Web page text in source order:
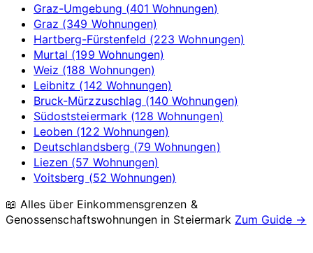
Graz-Umgebung (401 Wohnungen)
Graz (349 Wohnungen)
Hartberg-Fürstenfeld (223 Wohnungen)
Murtal (199 Wohnungen)
Weiz (188 Wohnungen)
Leibnitz (142 Wohnungen)
Bruck-Mürzzuschlag (140 Wohnungen)
Südoststeiermark (128 Wohnungen)
Leoben (122 Wohnungen)
Deutschlandsberg (79 Wohnungen)
Liezen (57 Wohnungen)
Voitsberg (52 Wohnungen)
📖 Alles über Einkommensgrenzen &
Genossenschaftswohnungen in Steiermark Zum Guide →